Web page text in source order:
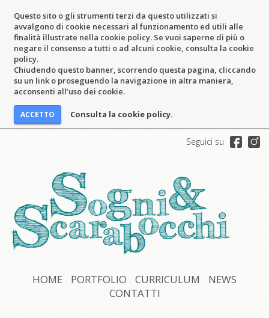
Questo sito o gli strumenti terzi da questo utilizzati si
avvalgono di cookie necessari al funzionamento ed utili alle
finalità illustrate nella cookie policy. Se vuoi saperne di più o
negare il consenso a tutti o ad alcuni cookie, consulta la cookie
policy.
Chiudendo questo banner, scorrendo questa pagina, cliccando
su un link o proseguendo la navigazione in altra maniera,
acconsenti all’uso dei cookie.
Consulta la cookie policy.
Seguici su
HOME PORTFOLIO CURRICULUM
NEWS
CONTATTI